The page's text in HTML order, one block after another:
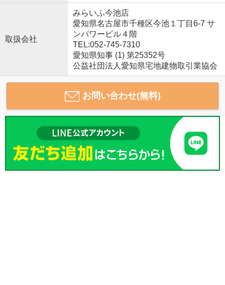
取扱会社
みらいふ今池店
愛知県名古屋市千種区今池１丁目6-7 サ
ンパワービル４階
TEL:052-745-7310
愛知県知事 (1) 第25352号
公益社団法人愛知県宅地建物取引業協会
お問い合わせ(無料)